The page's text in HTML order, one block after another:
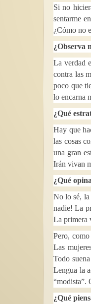
Si no
sentarme
¿Cómo no
¿Observa
La verdad
contra las
poco que
lo encarna
¿Qué
Hay que
las cosas
una gran
Irán vivan
¿Qué
No lo sé, la
nadie! La
La primera
Pero,
Las
Todo
Lengua la
“modista”.
¿Qué